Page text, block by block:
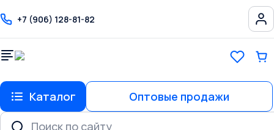
+7 (906) 128-81-82
Каталог Оптовые продажи